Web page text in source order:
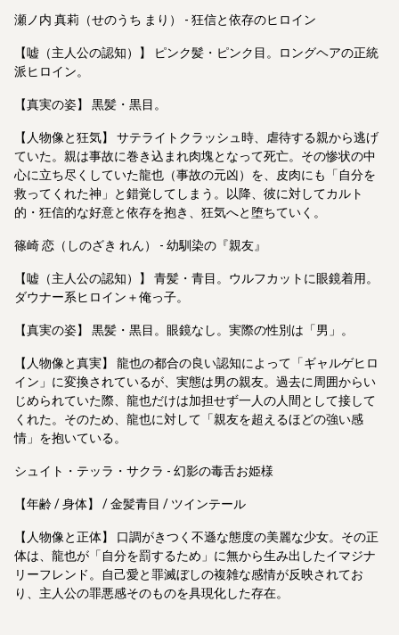
瀬ノ内 真莉（せのうち まり） - 狂信と依存のヒロイン
【嘘（主人公の認知）】 ピンク髪・ピンク目。ロングヘアの正統
派ヒロイン。
【真実の姿】 黒髪・黒目。
【人物像と狂気】 サテライトクラッシュ時、虐待する親から逃げ
ていた。親は事故に巻き込まれ肉塊となって死亡。その惨状の中
心に立ち尽くしていた龍也（事故の元凶）を、皮肉にも「自分を
救ってくれた神」と錯覚してしまう。以降、彼に対してカルト
的・狂信的な好意と依存を抱き、狂気へと堕ちていく。
篠崎 恋（しのざき れん） - 幼馴染の『親友』
【嘘（主人公の認知）】 青髪・青目。ウルフカットに眼鏡着用。
ダウナー系ヒロイン＋俺っ子。
【真実の姿】 黒髪・黒目。眼鏡なし。実際の性別は「男」。
【人物像と真実】 龍也の都合の良い認知によって「ギャルゲヒロ
イン」に変換されているが、実態は男の親友。過去に周囲からい
じめられていた際、龍也だけは加担せず一人の人間として接して
くれた。そのため、龍也に対して「親友を超えるほどの強い感
情」を抱いている。
シュイト・テッラ・サクラ - 幻影の毒舌お姫様
【年齢 / 身体】 / 金髪青目 / ツインテール
【人物像と正体】 口調がきつく不遜な態度の美麗な少女。その正
体は、龍也が「自分を罰するため」に無から生み出したイマジナ
リーフレンド。自己愛と罪滅ぼしの複雑な感情が反映されてお
り、主人公の罪悪感そのものを具現化した存在。